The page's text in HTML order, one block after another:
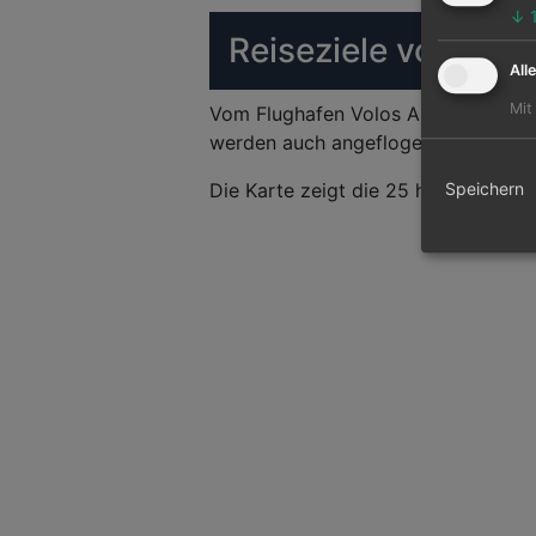
Reiseziele von
Vom Flughafen Volos Anchialos
werden auch angeflogen.
Die Karte zeigt die 25 häufigsten
↓ 1
Mit
Speichern